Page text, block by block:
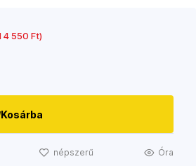
4 550 Ft)
Kosárba
népszerű Óra